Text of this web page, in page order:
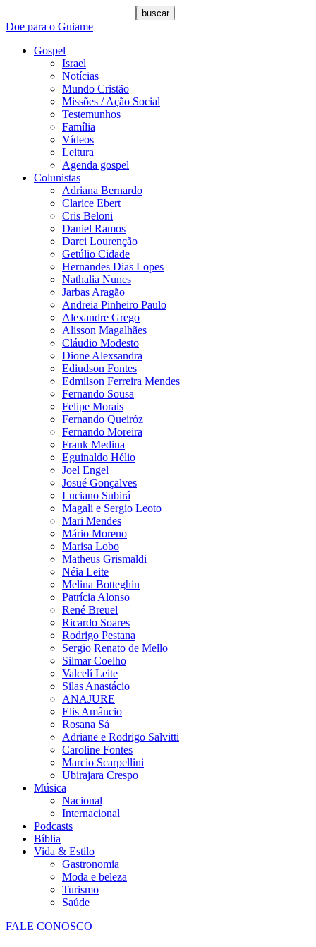
buscar
Doe para o Guiame
Gospel
Israel
Notícias
Mundo Cristão
Missões / Ação Social
Testemunhos
Família
Vídeos
Leitura
Agenda gospel
Colunistas
Adriana Bernardo
Clarice Ebert
Cris Beloni
Daniel Ramos
Darci Lourenção
Getúlio Cidade
Hernandes Dias Lopes
Nathalia Nunes
Jarbas Aragão
Andreia Pinheiro Paulo
Alexandre Grego
Alisson Magalhães
Cláudio Modesto
Dione Alexsandra
Ediudson Fontes
Edmilson Ferreira Mendes
Fernando Sousa
Felipe Morais
Fernando Queiróz
Fernando Moreira
Frank Medina
Eguinaldo Hélio
Joel Engel
Josué Gonçalves
Luciano Subirá
Magali e Sergio Leoto
Mari Mendes
Mário Moreno
Marisa Lobo
Matheus Grismaldi
Néia Leite
Melina Botteghin
Patrícia Alonso
René Breuel
Ricardo Soares
Rodrigo Pestana
Sergio Renato de Mello
Silmar Coelho
Valcelí Leite
Silas Anastácio
ANAJURE
Elis Amâncio
Rosana Sá
Adriane e Rodrigo Salvitti
Caroline Fontes
Marcio Scarpellini
Ubirajara Crespo
Música
Nacional
Internacional
Podcasts
Bíblia
Vida & Estilo
Gastronomia
Moda e beleza
Turismo
Saúde
FALE CONOSCO